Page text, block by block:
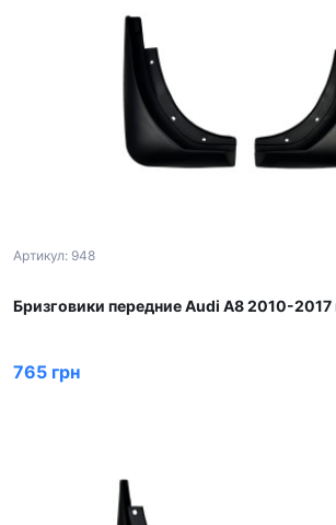
Артикул: 948
Бризговики передние Audi A8 2010-2017
765 грн